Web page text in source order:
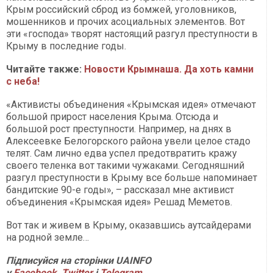
Крым российский сброд из бомжей, уголовников,
мошенников и прочих асоциальных элементов. Вот
эти «господа» творят настоящий разгул преступности в
Крыму в последние годы.
Читайте также: Новости Крымнаша. Да хоть камни
с неба!
«Активисты объединения «Крымская идея» отмечают
большой прирост населения Крыма. Отсюда и
большой рост преступности. Например, на днях в
Алексеевке Белогорского района увели целое стадо
телят. Сам лично едва успел предотвратить кражу
своего теленка вот такими чужаками. Сегодняшний
разгул преступности в Крыму все больше напоминает
бандитские 90-е годы», – рассказал мне активист
объединения «Крымская идея» Решад Меметов.
Вот так и живем в Крыму, оказавшись аутсайдерами
на родной земле…
Підписуйся на сторінки UAINFO